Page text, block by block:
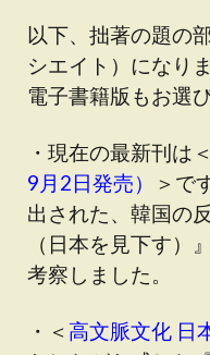
以下、拙著の題の
シエイト）になり
電子書籍版もお選
・現在の最新刊は＜
9月2日発売）
＞で
出された、韓国の
（日本を見下す）
考察しました。
・＜高文脈文化 日